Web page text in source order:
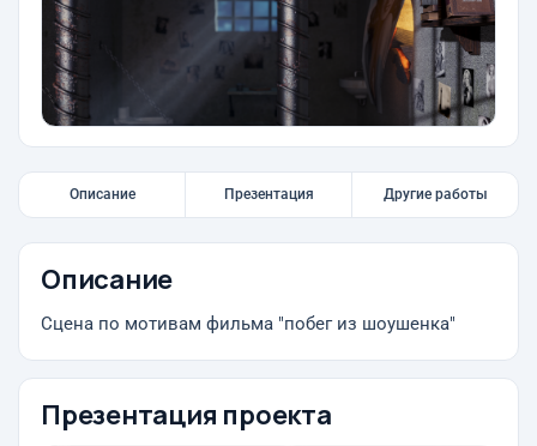
Описание Презентация Другие работы
Описание
Сцена по мотивам фильма "побег из шоушенка"
Презентация проекта